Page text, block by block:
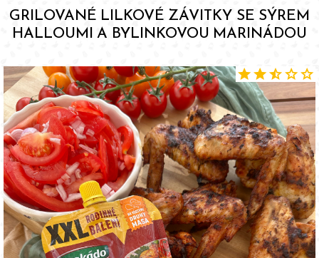
GRILOVANÉ LILKOVÉ ZÁVITKY SE SÝREM
HALLOUMI A BYLINKOVOU MARINÁDOU
starstarstar_halfstarstar